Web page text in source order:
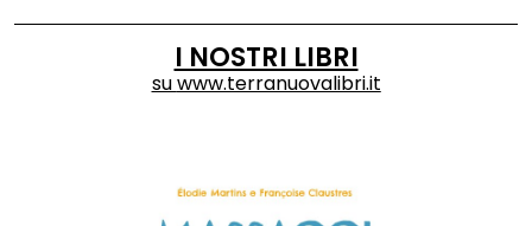
I NOSTRI LIBRI
suwww.terranuovalibri.it